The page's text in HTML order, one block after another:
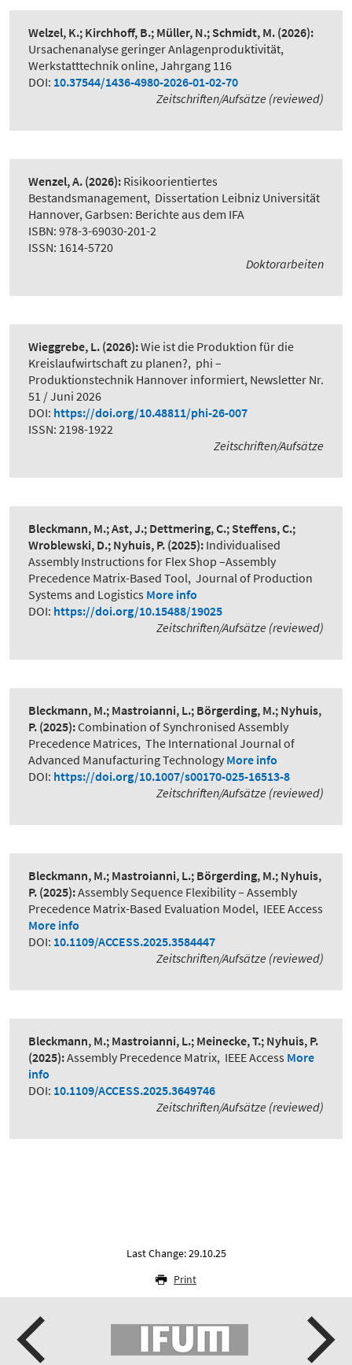
Welzel, K.; Kirchhoff, B.; Müller, N.; Schmidt, M. (2026):
Ursachenanalyse geringer Anlagenproduktivität,
Werkstatttechnik online, Jahrgang 116
DOI: 10.37544/1436-4980-2026-01-02-70
Zeitschriften/Aufsätze (reviewed)
Wenzel, A. (2026): Risikoorientiertes
Bestandsmanagement, Dissertation Leibniz Universität
Hannover, Garbsen: Berichte aus dem IFA
ISBN: 978-3-69030-201-2
ISSN: 1614-5720
Doktorarbeiten
Wieggrebe, L. (2026):Wie ist die Produktion für die
Kreislaufwirtschaft zu planen?, phi –
Produktionstechnik Hannover informiert, Newsletter Nr.
51 / Juni 2026
DOI: https://doi.org/10.48811/phi-26-007
ISSN: 2198-1922
Zeitschriften/Aufsätze
Bleckmann, M.; Ast, J.; Dettmering, C.; Steffens, C.;
Wroblewski, D.; Nyhuis, P. (2025): Individualised
Assembly Instructions for Flex Shop –Assembly
Precedence Matrix-Based Tool, Journal of Production
Systems and Logistics More info
DOI: https://doi.org/10.15488/19025
Zeitschriften/Aufsätze (reviewed)
Bleckmann, M.; Mastroianni, L.; Börgerding, M.; Nyhuis,
P. (2025):Combination of Synchronised Assembly
Precedence Matrices, The International Journal of
Advanced Manufacturing Technology More info
DOI: https://doi.org/10.1007/s00170-025-16513-8
Zeitschriften/Aufsätze (reviewed)
Bleckmann, M.; Mastroianni, L.; Börgerding, M.; Nyhuis,
P. (2025):Assembly Sequence Flexibility – Assembly
Precedence Matrix-Based Evaluation Model, IEEE Access
More info
DOI: 10.1109/ACCESS.2025.3584447
Zeitschriften/Aufsätze (reviewed)
Bleckmann, M.; Mastroianni, L.; Meinecke, T.; Nyhuis, P.
(2025):Assembly Precedence Matrix, IEEE Access More
info
DOI: 10.1109/ACCESS.2025.3649746
Zeitschriften/Aufsätze (reviewed)
Last Change: 29.10.25
Print